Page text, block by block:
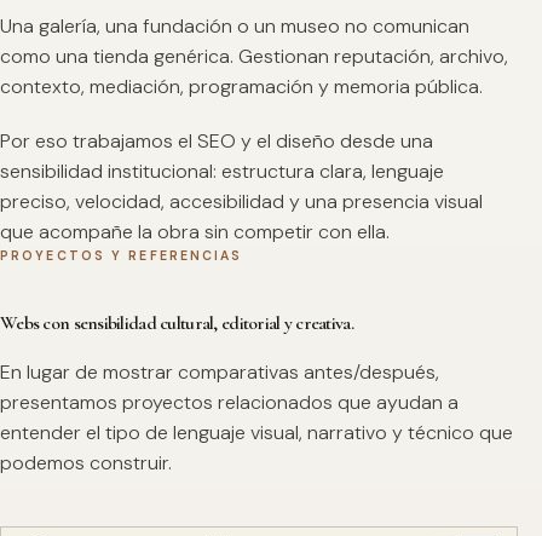
Una galería, una fundación o un museo no comunican
como una tienda genérica. Gestionan reputación, archivo,
contexto, mediación, programación y memoria pública.
Por eso trabajamos el SEO y el diseño desde una
sensibilidad institucional: estructura clara, lenguaje
preciso, velocidad, accesibilidad y una presencia visual
que acompañe la obra sin competir con ella.
PROYECTOS Y REFERENCIAS
Webs con sensibilidad cultural, editorial y creativa.
En lugar de mostrar comparativas antes/después,
presentamos proyectos relacionados que ayudan a
entender el tipo de lenguaje visual, narrativo y técnico que
podemos construir.